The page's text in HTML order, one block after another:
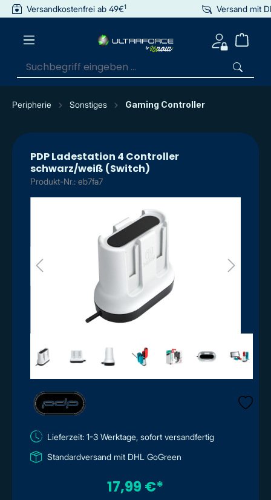
springen
Versandkostenfrei ab 49€1 Versand mit
Peripherie Sonstiges Gaming Controller
PDP Ladestation 4 Controller
schwarz/weiß (Switch)
Produkt-Nr.: eb7fa7
Lieferzeit: 1-3 Werktage, sofort versandfertig
Standardversand mit DHL GoGreen
17,99 €*